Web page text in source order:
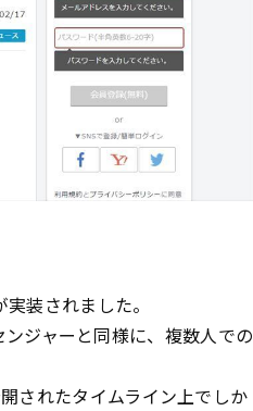
装されました。
ジャーと同様に、複数人での
されたタイムライン上でしか